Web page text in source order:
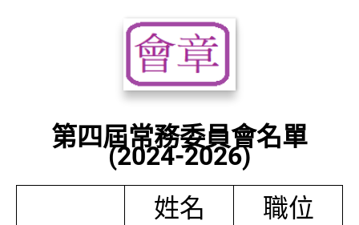
第四屆常務委員會名單
(2024-2026)
姓名
職位